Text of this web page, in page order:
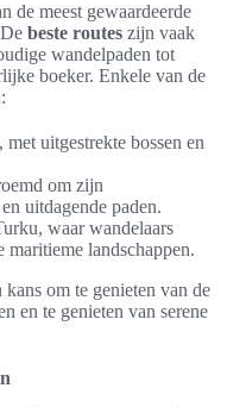
de meest gewaardeerde
De beste routes zijn vaak
wandelpaden tot
boeker. Enkele van de
uitgestrekte bossen en
om zijn
uitdagende paden.
waar wandelaars
maritieme landschappen.
om te genieten van de
en te genieten van serene